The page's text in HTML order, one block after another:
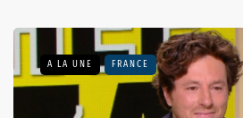
A LA UNE FRANCE